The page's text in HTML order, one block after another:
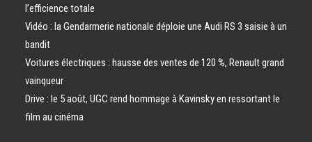
l’efficience totale
Vidéo : la Gendarmerie nationale déploie une Audi RS 3 saisie à un
bandit
Voitures électriques : hausse des ventes de 120 %, Renault grand
vainqueur
Drive : le 5 août, UGC rend hommage à Kavinsky en ressortant le
film au cinéma